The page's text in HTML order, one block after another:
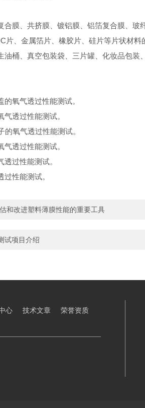
膜、共挤膜、镀铝膜、铝箔复合膜、玻
、金属箔片、橡胶片、硅片等片状材料
桶、真空包装袋、三片罐、化妆品包装
氧气透过性能测试。
透过性能测试。
氧气透过性能测试。
透过性能测试。
过性能测试。
性能测试。
和改进塑料薄膜性能的重要工具
试项目介绍
心 技术文章 荣誉资质